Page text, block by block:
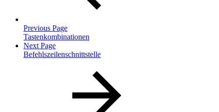
Previous Page
Tastenkombinationen
Next Page
Befehlszeilenschnittstelle